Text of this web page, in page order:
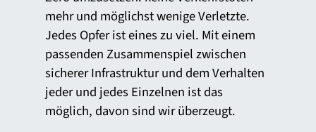
mehr und möglichst wenige Verletzte.
Jedes Opfer ist eines zu viel. Mit einem
passenden Zusammenspiel zwischen
sicherer Infrastruktur und dem Verhalten
jeder und jedes Einzelnen ist das
möglich, davon sind wir überzeugt.